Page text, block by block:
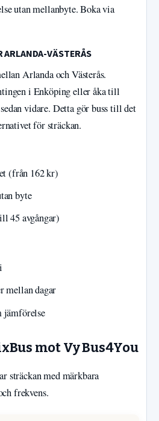
utan mellanbyte. Boka via
ARLANDA-VÄSTERÅS
Arlanda och Västerås.
i Enköping eller åka till
vidare. Detta gör buss till det
för sträckan.
(från 162 kr)
byte
45 avgångar)
mellan dagar
jämförelse
mot Vy Bus4You
sträckan med märkbara
frekvens.